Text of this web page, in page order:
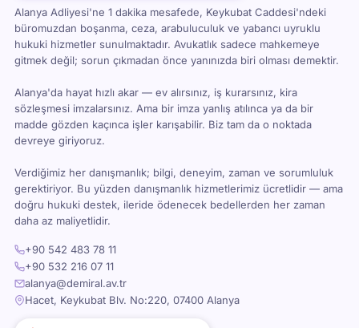
Alanya Adliyesi'ne 1 dakika mesafede, Keykubat Caddesi'ndeki
büromuzdan boşanma, ceza, arabuluculuk ve yabancı uyruklu
hukuki hizmetler sunulmaktadır. Avukatlık sadece mahkemeye
gitmek değil; sorun çıkmadan önce yanınızda biri olması demektir.
Alanya'da hayat hızlı akar — ev alırsınız, iş kurarsınız, kira
sözleşmesi imzalarsınız. Ama bir imza yanlış atılınca ya da bir
madde gözden kaçınca işler karışabilir. Biz tam da o noktada
devreye giriyoruz.
Verdiğimiz her danışmanlık; bilgi, deneyim, zaman ve sorumluluk
gerektiriyor. Bu yüzden danışmanlık hizmetlerimiz ücretlidir — ama
doğru hukuki destek, ileride ödenecek bedellerden her zaman
daha az maliyetlidir.
+90 542 483 78 11
+90 532 216 07 11
alanya@demiral.av.tr
Hacet, Keykubat Blv. No:220, 07400 Alanya